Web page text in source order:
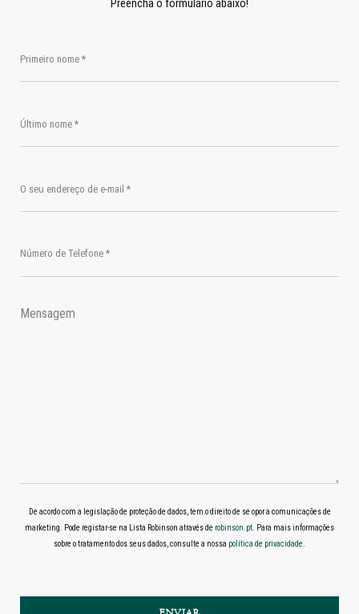
Preencha o formulário abaixo!
De acordo com a legislação de proteção de dados, tem o direito de se opor a comunicações de
marketing. Pode registar-se na Lista Robinson através de robinson.pt . Para mais informações
sobre o tratamento dos seus dados, consulte a nossa política de privacidade